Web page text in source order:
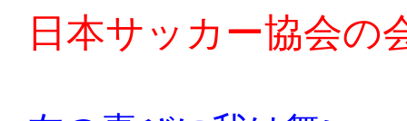
日本サッカー協会の